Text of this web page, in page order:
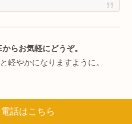
らお気軽にどうぞ。
軽やかになりますように。
話はこちら